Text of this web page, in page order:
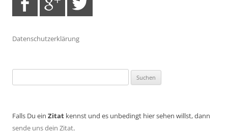
Datenschutzerklärung
nach:
Falls Du ein Zitat kennst und es unbedingt hier sehen willst, dann
sende uns dein Zitat.